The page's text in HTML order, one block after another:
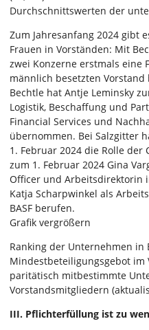
Durchschnittswerten der
Zum Jahresanfang 2024 gibt
Frauen in Vorständen: Mit
zwei Konzerne erstmals eine
männlich besetzten
Bechtle hat Antje Leminsky
Logistik, Beschaffung und
Financial Services und
übernommen. Bei Salzgitter
1. Februar 2024 die Rolle der
zum 1. Februar 2024 Gina
Officer und Arbeitsdirektorin
Katja Scharpwinkel als
BASF berufen.
Grafik vergrößern
Ranking der Unternehmen in
Mindestbeteiligungsgebot im
paritätisch mitbestimmte
Vorstandsmitgliedern
III. Pflichterfüllung ist zu